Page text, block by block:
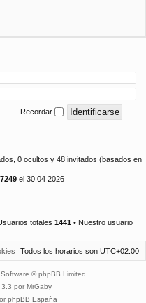
Recordar
0 ocultos y 48 invitados (basados en
7249 el 30 04 2026
totales 1441 • Nuestro usuario
Todos los horarios son UTC+02:00
© phpBB Limited
por MrGaby
phpBB España